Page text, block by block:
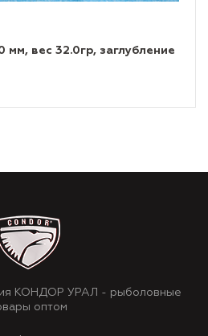
мм, вес 32.0гр, заглубление
КОНДОР УРАЛ - рыболовные
оптом